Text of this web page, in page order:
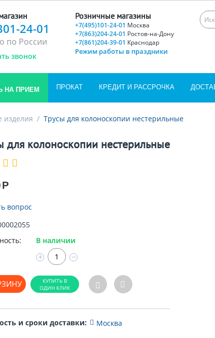
24-01
по России
звонок
Розничные магазины
+7(495)101-24-01 Москва
+7(863)204-24-01 Ростов-на-Дону
+7(861)204-39-01 Краснодар
Режим работы в праздники
НА ПРИЕМ ПРОКАТ КРЕДИТ И РАССРОЧКА
изделия / Трусы для колоноскопии нестерильные
для колоноскопии нестерильные
Р
вопрос
В наличии
+ −
и сроки доставки: Москва